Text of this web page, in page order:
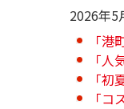
2026年5
「港
「人
「初
「コ